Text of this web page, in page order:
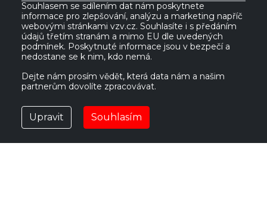
VZV GROUP s.r.o.
561 61 Červená Voda 535
Česká republika
IČ:
DIČ:CZ27469662
vzv@vzv.cz
Souhlasem se sdílením dat nám poskytnete
informace pro zlepšování, analýzu a marketing napříč
webovými stránkami vzv.cz. Souhlasíte i s předáním
údajů třetím stranám a mimo EU dle uvedených
podmínek. Poskytnuté informace jsou v bezpečí a
nedostane se k nim, kdo nemá.
Dejte nám prosím vědět, která data nám a našim
partnerům dovolíte zpracovávat.
Upravit Souhlasím